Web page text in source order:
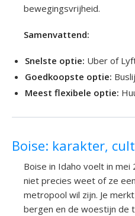
bewegingsvrijheid.
Samenvattend:
Snelste optie: Uber of
Goedkoopste optie:
Meest flexibele optie:
Boise: karakter,
Boise in Idaho voelt in
niet precies weet of ze
metropool wil zijn. Je
bergen en de woestijn de